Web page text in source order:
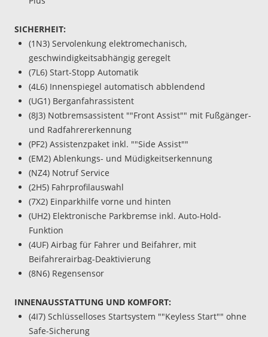
SICHERHEIT:
(1N3) Servolenkung elektromechanisch,
geschwindigkeitsabhängig geregelt
(7L6) Start-Stopp Automatik
(4L6) Innenspiegel automatisch abblendend
(UG1) Berganfahrassistent
(8J3) Notbremsassistent ""Front Assist"" mit Fußgänger-
und Radfahrererkennung
(PF2) Assistenzpaket inkl. ""Side Assist""
(EM2) Ablenkungs- und Müdigkeitserkennung
(NZ4) Notruf Service
(2H5) Fahrprofilauswahl
(7X2) Einparkhilfe vorne und hinten
(UH2) Elektronische Parkbremse inkl. Auto-Hold-
Funktion
(4UF) Airbag für Fahrer und Beifahrer, mit
Beifahrerairbag-Deaktivierung
(8N6) Regensensor
INNENAUSSTATTUNG UND KOMFORT:
(4I7) Schlüsselloses Startsystem ""Keyless Start"" ohne
Safe-Sicherung